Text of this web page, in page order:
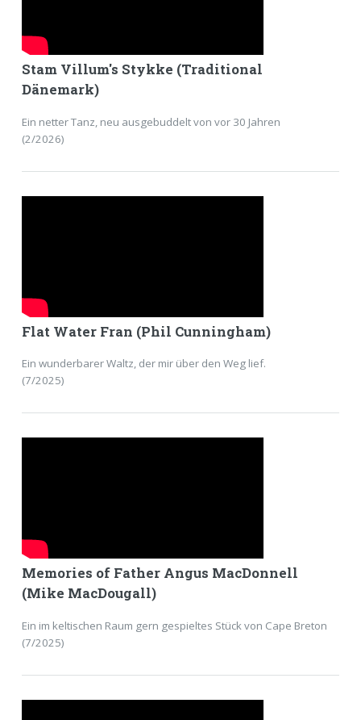
Stam Villum's Stykke (Traditional
Dänemark)
Ein netter Tanz, neu ausgebuddelt von vor 30 Jahren
(2/2026)
Flat Water Fran (Phil Cunningham)
Ein wunderbarer Waltz, der mir über den Weg lief.
(7/2025)
Memories of Father Angus MacDonnell
(Mike MacDougall)
Ein im keltischen Raum gern gespieltes Stück von Cape Breton
(7/2025)